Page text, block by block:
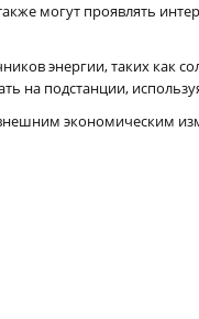
могут проявлять
энергии, таких как
подстанции,
экономическим